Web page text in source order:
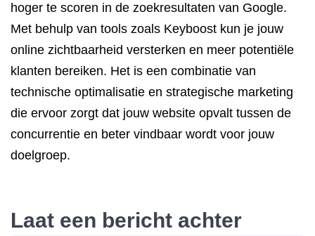
hoger te scoren in de zoekresultaten van Google.
Met behulp van tools zoals Keyboost kun je jouw
online zichtbaarheid versterken en meer potentiële
klanten bereiken. Het is een combinatie van
technische optimalisatie en strategische marketing
die ervoor zorgt dat jouw website opvalt tussen de
concurrentie en beter vindbaar wordt voor jouw
doelgroep.
Laat een bericht achter